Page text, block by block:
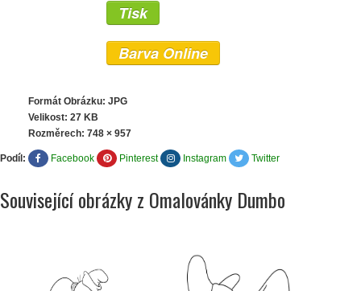
Tisk
Barva Online
Formát Obrázku: JPG
Velikost: 27 KB
Rozměrech: 748 × 957
Podíl: Facebook Pinterest Instagram Twitter
Související obrázky z Omalovánky Dumbo